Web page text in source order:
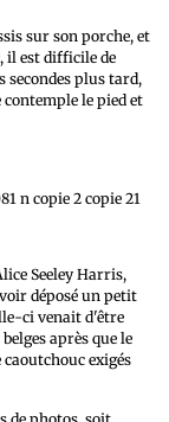
sur son porche, et
il est difficile de
secondes plus tard,
le pied et
Seeley Harris,
déposé un petit
ci venait d'être
après que le
caoutchouc exigés